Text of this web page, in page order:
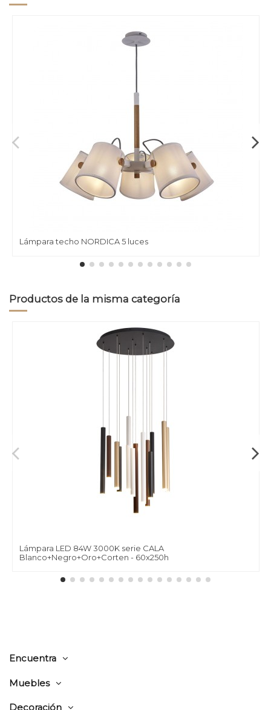
Lámpara techo NORDICA 5 luces
Productos de la misma categoría
Lámpara LED 84W 3000K serie CALA
Blanco+Negro+Oro+Corten - 60x250h
Encuentra
Muebles